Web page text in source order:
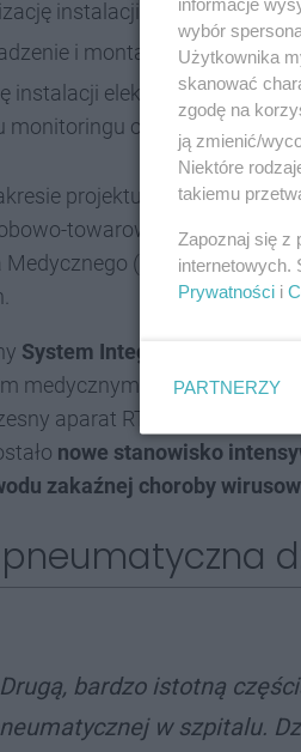
instalacji gazów
i montaż punktu poczty
instalacji elektrycznych i
monitoringu oraz systemu
projektu znajdowało
towarowych) oraz
Medycznego
System Integracji Sal
medycznym i niemedycznym
aparat RTG z ramieniem
nowe stanowisko
zakaźnej choroby
bardzo istotną
w szpitalu.
wybór
Użytkownika
skanować
zgodę na
ją zmienić/
Niektóre
takiemu
Zapoznaj się z
internetowych.
Prywatności i
PARTNERZY